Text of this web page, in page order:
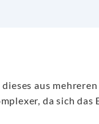
aus
da sich das